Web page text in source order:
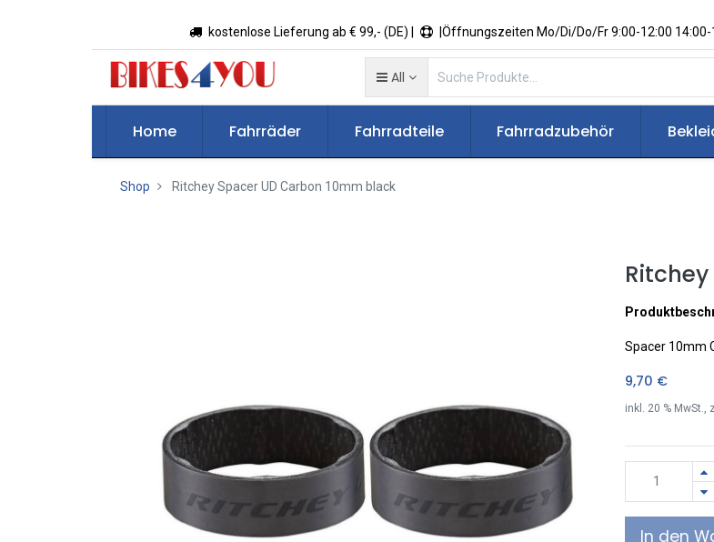
kostenlose Lieferung ab € 99,- (DE) | |Öffnungszeiten Mo/Di/Do/Fr 9:00-12:00
All
Home Fahrräder Fahrradteile Fahrradzubehör
Shop Ritchey Spacer UD Carbon 10mm black
Spacer 10mm
9,70 €
inkl. 20 % MwSt.,
In den